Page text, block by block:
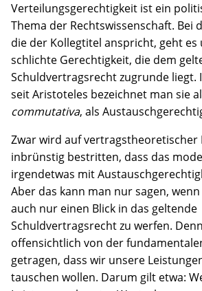
Verteilungsgerechtigkeit ist ein
Thema der Rechtswissenschaft. Bei
die der Kollegtitel anspricht, geht es
schlichte Gerechtigkeit, die dem
Schuldvertragsrecht zugrunde liegt.
seit Aristoteles bezeichnet man sie
commutativa, als
Zwar wird auf vertragstheoretischer
inbrünstig bestritten, dass das
irgendetwas mit
Aber das kann man nur sagen,
auch nur einen Blick in das geltende
Schuldvertragsrecht zu werfen.
offensichtlich von der
getragen, dass wir unsere
tauschen wollen. Darum gilt etwa: